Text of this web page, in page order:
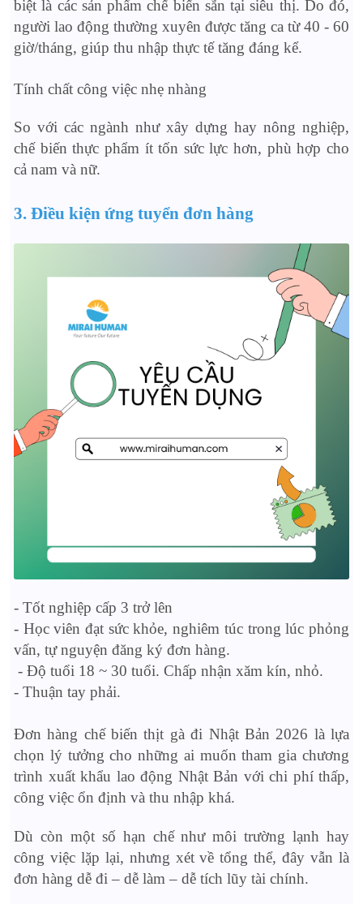
biệt là các sản phẩm chế biến sẵn tại siêu thị. Do đó,
người lao động thường xuyên được tăng ca từ 40 - 60
giờ/tháng, giúp thu nhập thực tế tăng đáng kể.
Tính chất công việc nhẹ nhàng
So với các ngành như xây dựng hay nông nghiệp,
chế biến thực phẩm ít tốn sức lực hơn, phù hợp cho
cả nam và nữ.
3. Điều kiện ứng tuyển đơn hàng
- Tốt nghiệp cấp 3 trở lên
- Học viên đạt sức khỏe, nghiêm túc trong lúc phỏng
vấn, tự nguyện đăng ký đơn hàng.
- Độ tuổi 18 ~ 30 tuổi. Chấp nhận xăm kín, nhỏ.
- Thuận tay phải.
Đơn hàng chế biến thịt gà đi Nhật Bản 2026 là lựa
chọn lý tưởng cho những ai muốn tham gia chương
trình xuất khẩu lao động Nhật Bản với chi phí thấp,
công việc ổn định và thu nhập khá.
Dù còn một số hạn chế như môi trường lạnh hay
công việc lặp lại, nhưng xét về tổng thể, đây vẫn là
đơn hàng dễ đi – dễ làm – dễ tích lũy tài chính.